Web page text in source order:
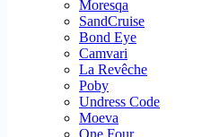
Moresqa
SandCruise
Bond Eye
Camvari
La Revêche
Poby
Undress Code
Moeva
One Four